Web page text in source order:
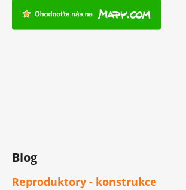
Blog
Reproduktory - konstrukce